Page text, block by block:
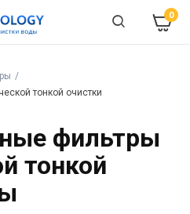
0
тонкой очистки
фильтры
тонкой